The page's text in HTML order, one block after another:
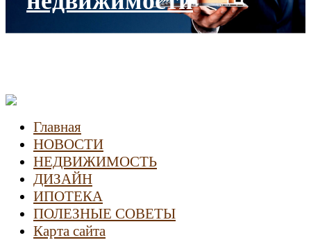
Главная
НОВОСТИ
НЕДВИЖИМОСТЬ
ДИЗАЙН
ИПОТЕКА
ПОЛЕЗНЫЕ СОВЕТЫ
Карта сайта